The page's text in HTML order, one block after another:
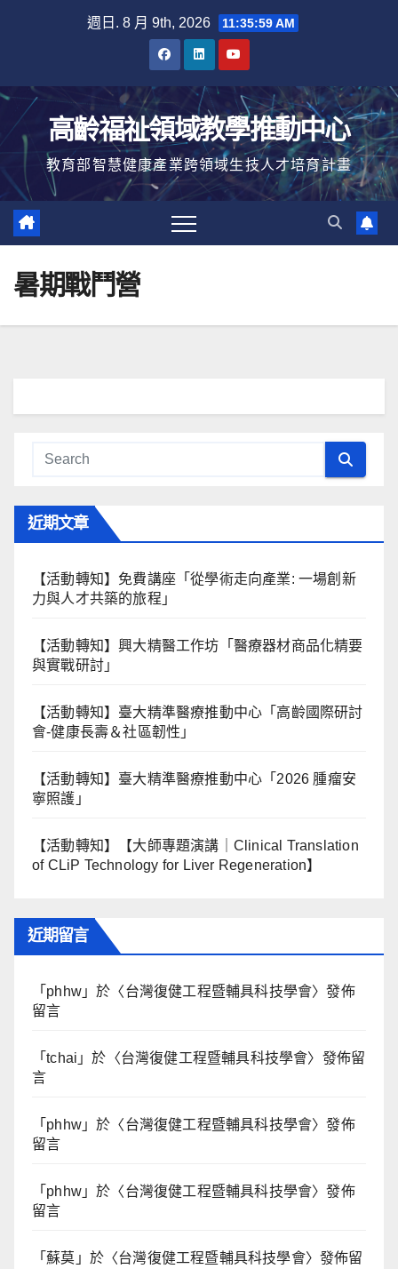
週日. 8 月 9th, 2026 11:35:59 AM
高齡福祉領域教學推動中心
教育部智慧健康產業跨領域生技人才培育計畫
暑期戰鬥營
近期文章
【活動轉知】免費講座「從學術走向產業: ⼀場創新
力與⼈才共築的旅程」
【活動轉知】興大精醫工作坊「醫療器材商品化精要
與實戰研討」
【活動轉知】臺大精準醫療推動中心「高齡國際研討
會-健康長壽＆社區韌性」
【活動轉知】臺大精準醫療推動中心「2026 腫瘤安
寧照護」
【活動轉知】【大師專題演講｜Clinical Translation
of CLiP Technology for Liver Regeneration】
近期留言
「 phhw 」於〈台灣復健工程暨輔具科技學會〉發佈
留言
「tchai 」於〈台灣復健工程暨輔具科技學會〉發佈留
言
「 phhw 」於〈台灣復健工程暨輔具科技學會〉發佈
留言
「 phhw 」於〈台灣復健工程暨輔具科技學會〉發佈
留言
「蘇莫 」於〈台灣復健工程暨輔具科技學會〉發佈留